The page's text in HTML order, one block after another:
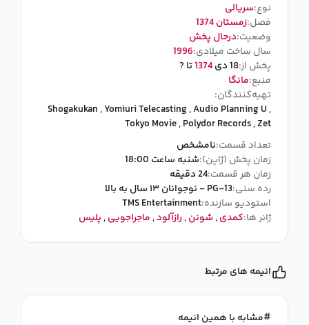
نوع:سریالی
فصل:زمستان 1374
وضعیت:درحال پخش
سال ساخت میلادی:1996
پخش از:18 دی 1374تا ?
منبع:مانگا
تهیه‌کنندگان:
Shogakukan,Yomiuri Telecasting,Audio Planning U,
Tokyo Movie,Polydor Records,Zet
تعداد قسمت:نامشخص
زمان پخش (ژاپن):شنبه ساعت 18:00
زمان هر قسمت:24 دقیقه
رده سنی:PG-13 - نوجوانان ۱۳ سال به بالا
استودیو سازنده:TMS Entertainment
ژانر ها:کمدی,شونن,رازآلود,ماجراجویی,پلیس
انیمه های مرتبط
مشابه با همین انیمه